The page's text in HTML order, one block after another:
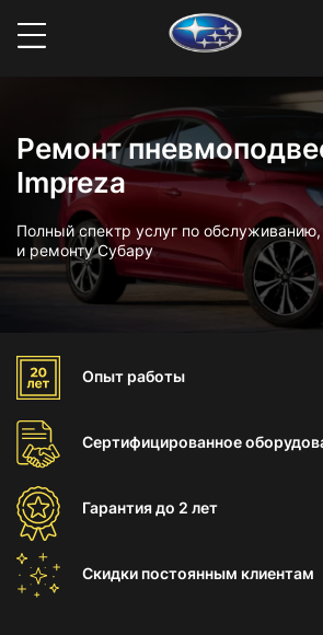
Ремонт
Impreza
Полный спектр услуг по обслуживанию,
и ремонту Субару
Опыт работы
Сертифицированное
Гарантиядо 2 лет
Скидки постоянным клиентам